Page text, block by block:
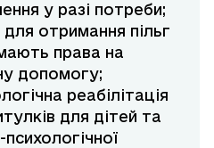
у разі потреби;
отримання пільг
мають права на
допомогу;
реабілітація
для дітей та